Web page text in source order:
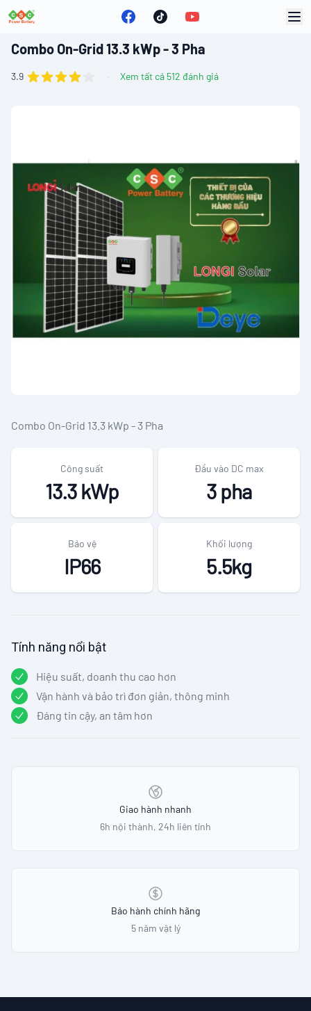
CSCSOLAR Facebook
Tiktok YouTube
Combo On-Grid 13.3 kWp - 3 Pha
Reviews
3.9out of 5 stars · Xem tất cả 512 đánh giá
Combo On-Grid 13.3 kWp - 3 Pha
Công suất
13.3 kWp
Đầu vào DC max
3 pha
Bảo vệ
IP66
Khối lượng
5.5kg
Tính năng nổi bật
Hiệu suất, doanh thu cao hơn
Vận hành và bảo trì đơn giản, thông minh
Đáng tin cậy, an tâm hơn
Giao hành nhanh
6h nội thành, 24h liên tỉnh
Bảo hành chính hãng
5 năm vật lý